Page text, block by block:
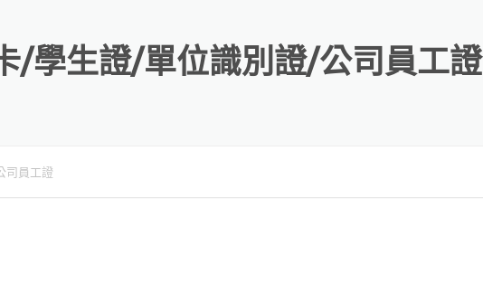
/學生證/單位識別證/公司員工證
司員工證